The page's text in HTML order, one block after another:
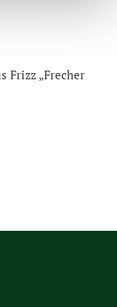
Frizz „Frecher